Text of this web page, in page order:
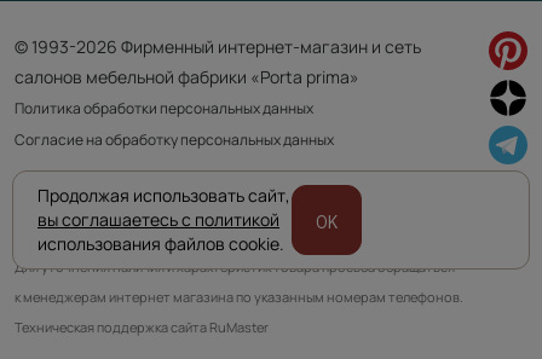
© 1993-2026 Фирменный интернет-магазин и сеть
салонов мебельной фабрики «Porta prima»
Политика обработки персональных данных
Согласие на обработку персональных данных
Приведенная на сайте информация не является публичной офертой
и носит информационно ознакомительный характер.
Для уточнения наличия и характеристик товара просьба обращаться
к менеджерам интернет магазина по указанным номерам телефонов.
Техническая поддержка сайта RuMaster
Продолжая использовать сайт,
вы соглашаетесь с политикой
использования файлов cookie.
OK